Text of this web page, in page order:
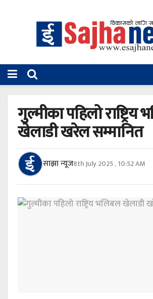
गुल्मीका पहिलो राष्ट्रिय
खेलाडी खरेल सम्मानित
साझा न्यूज8th July 2025 , 10:52 AM